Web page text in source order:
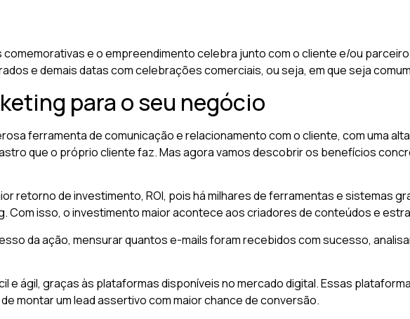
e o empreendimento celebra junto com o cliente e/ou
e demais datas com celebrações comerciais, ou seja, em que seja
para o seu negócio
ferramenta de comunicação e relacionamento com o cliente, com uma
que o próprio cliente faz. Mas agora vamos descobrir os benefícios
retorno de investimento, ROI, pois há milhares de ferramentas e sistemas
Com isso, o investimento maior acontece aos criadores de conteúdos e
da ação, mensurar quantos e-mails foram recebidos com sucesso,
e ágil, graças às plataformas disponíveis no mercado digital. Essas
montar um lead assertivo com maior chance de conversão.